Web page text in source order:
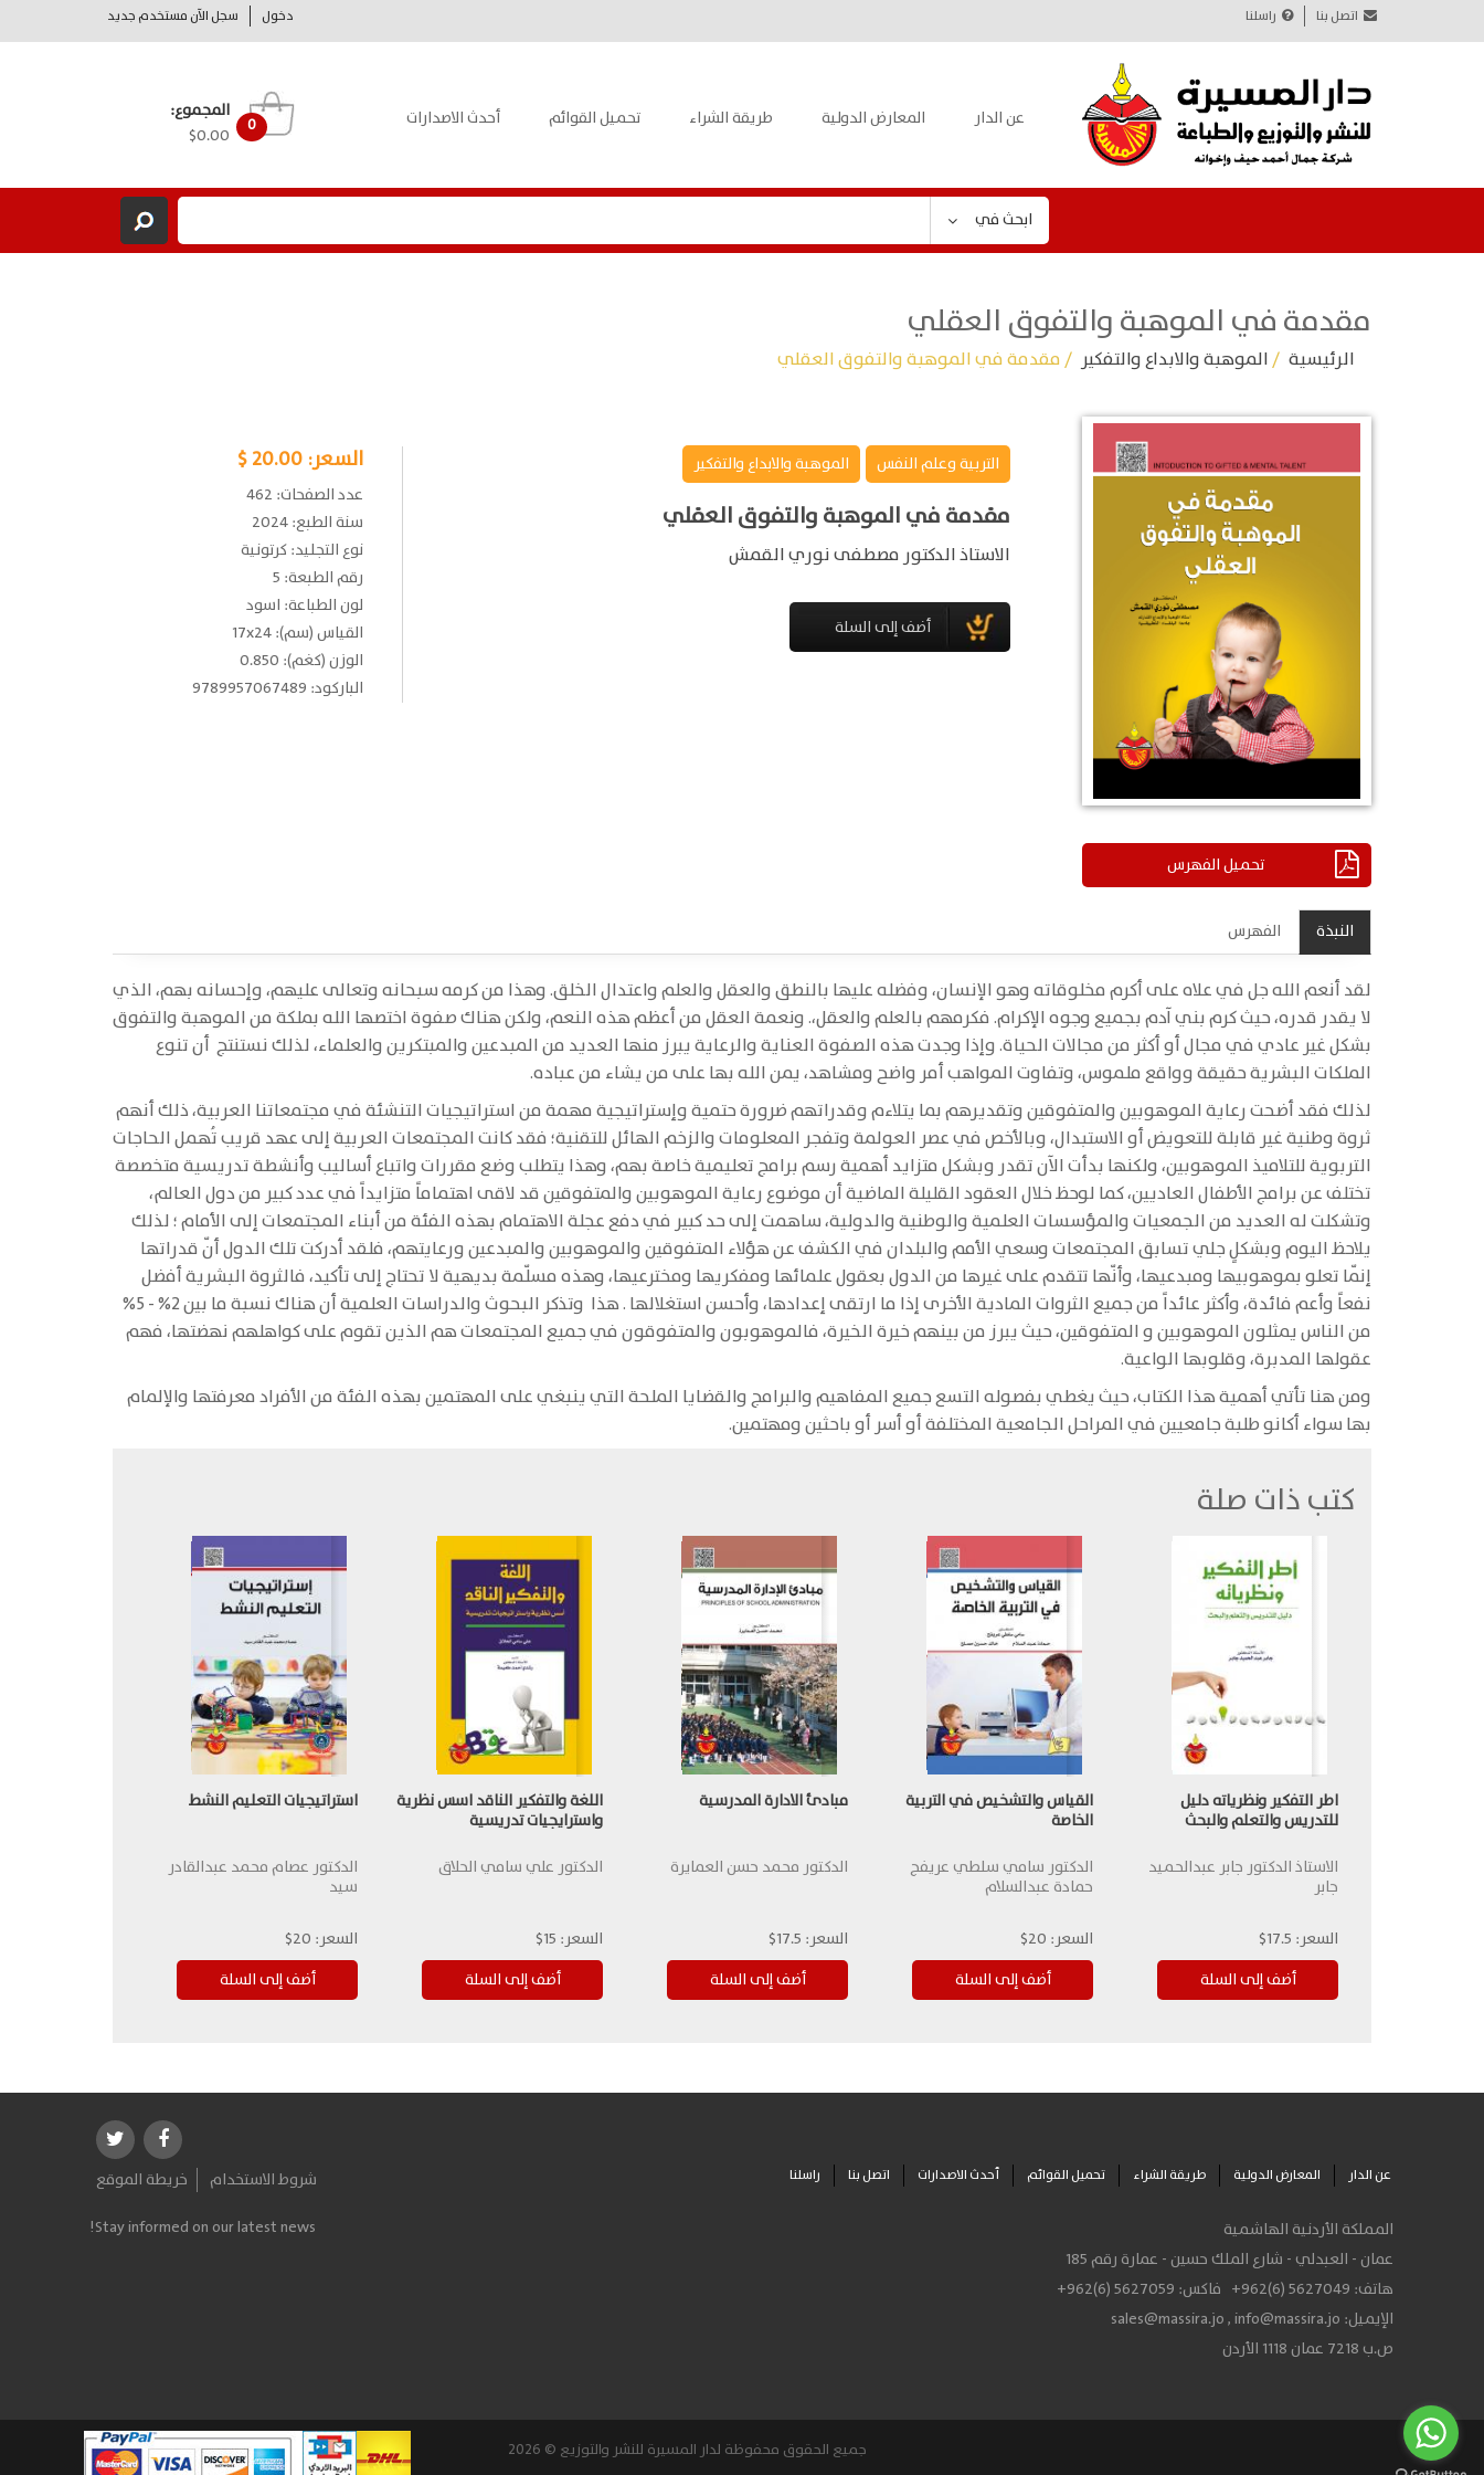
دخول سجل الآن مستخدم جديد اتصل بنا راسلنا
عن الدار المعارض الدولية طريقة الشراء تحميل القوائم أحدث الاصدارات 0
المجموع:
$0.00
ابحث في
مقدمة في الموهبة والتفوق العقلي
الرئيسية /الموهبة والابداع والتفكير / مقدمة في الموهبة والتفوق العقلي
تحميل الفهرس
التربية وعلم النفس الموهبة والابداع والتفكير
مقدمة في الموهبة والتفوق العقلي
الاستاذ الدكتور مصطفى نوري القمش
السعر:20.00 $
عدد الصفحات: 462
سنة الطبع: 2024
نوع التجليد: كرتونية
رقم الطبعة: 5
لون الطباعة: اسود
القياس (سم): 17x24
الوزن (كغم): 0.850
الباركود: 9789957067489
النبذة الفهرس
لقد أنعم الله جل في علاه على أكرم مخلوقاته وهو الإنسان، وفضله عليها بالنطق والعقل والعلم واعتدال الخلق. وهذا من كرمه سبحانه وتعالى عليهم، وإحسانه بهم، الذي
لا يقدر قدره، حيث كرم بني آدم بجميع وجوه الإكرام. فكرمهم بالعلم والعقل،. ونعمة العقل من أعظم هذه النعم، ولكن هناك صفوة اختصها الله بملكة من الموهبة والتفوق
بشكل غير عادي في مجال أو أكثر من مجالات الحياة. وإذا وجدت هذه الصفوة العناية والرعاية يبرز منها العديد من المبدعين والمبتكرين والعلماء، لذلك نستنتج أن تنوع
الملكات البشرية حقيقة وواقع ملموس، وتفاوت المواهب أمر واضح ومشاهد، يمن الله بها على من يشاء من عباده.
لذلك فقد أضحت رعاية الموهوبين والمتفوقين وتقديرهم بما يتلاءم وقدراتهم ضرورة حتمية وإستراتيجية مهمة من استراتيجيات التنشئة في مجتمعاتنا العربية، ذلك أنهم
ثروة وطنية غير قابلة للتعويض أو الاستبدال، وبالأخص في عصر العولمة وتفجر المعلومات والزخم الهائل للتقنية؛ فقد كانت المجتمعات العربية إلى عهد قريب تُهمل الحاجات
التربوية للتلاميذ الموهوبين، ولكنها بدأت الآن تقدر وبشكل متزايد أهمية رسم برامج تعليمية خاصة بهم، وهذا يتطلب وضع مقررات واتباع أساليب وأنشطة تدريسية متخصصة
تختلف عن برامج الأطفال العاديين، كما لوحظ خلال العقود القليلة الماضية أن موضوع رعاية الموهوبين والمتفوقين قد لاقى اهتماماً متزايداً في عدد كبير من دول العالم،
وتشكلت له العديد من الجمعيات والمؤسسات العلمية والوطنية والدولية، ساهمت إلى حد كبير في دفع عجلة الاهتمام بهذه الفئة من أبناء المجتمعات إلى الأمام ؛ لذلك
يلاحظ اليوم وبشكلٍ جلي تسابق المجتمعات وسعي الأمم والبلدان في الكشف عن هؤلاء المتفوقين والموهوبين والمبدعين ورعايتهم، فلقد أدركت تلك الدول أنّ قدراتها
إنّما تعلو بموهوبيها ومبدعيها، وأنّها تتقدم على غيرها من الدول بعقول علمائها ومفكريها ومخترعيها، وهذه مسلّمة بديهية لا تحتاج إلى تأكيد، فالثروة البشرية أفضل
نفعاً وأعم فائدة، وأكثر عائداً من جميع الثروات المادية الأخرى إذا ما ارتقى إعدادها، وأحسن استغلالها . هذا وتذكر البحوث والدراسات العلمية أن هناك نسبة ما بين 2% - 5%
من الناس يمثلون الموهوبين و المتفوقين، حيث يبرز من بينهم خيرة الخيرة، فالموهوبون والمتفوقون في جميع المجتمعات هم الذين تقوم على كواهلهم نهضتها، فهم
عقولها المدبرة، وقلوبها الواعية.
ومن هنا تأتي أهمية هذا الكتاب، حيث يغطي بفصوله التسع جميع المفاهيم والبرامج والقضايا الملحة التي ينبغي على المهتمين بهذه الفئة من الأفراد معرفتها والإلمام
بها سواء أكانو طلبة جامعيين في المراحل الجامعية المختلفة أو أسر أو باحثين ومهتمين.
كتب ذات صلة
اطر التفكير ونظرياته دليل
للتدريس والتعلم والبحث
الاستاذ الدكتور جابر عبدالحميد
جابر
السعر: 17.5$
القياس والتشخيص في التربية
الخاصة
الدكتور سامي سلطي عريفج
حمادة عبدالسلام
السعر: 20$
مبادئ الادارة المدرسية
الدكتور محمد حسن العمايرة
السعر: 17.5$
اللغة والتفكير الناقد اسس نظرية
واسترايجيات تدريسية
الدكتور علي سامي الحلاق
السعر: 15$
استراتيجيات التعليم النشط
الدكتور عصام محمد عبدالقادر
سيد
السعر: 20$
عن الدار المعارض الدولية طريقة الشراء تحميل القوائم أحدث الاصدارات اتصل بنا راسلنا
المملكة الأردنية الهاشمية
عمان - العبدلي - شارع الملك حسين - عمارة رقم 185
هاتف: +962(6) 5627049 فاكس: +962(6) 5627059
الإيميل:
sales@massira.jo,info@massira.jo
ص.ب 7218 عمان 1118 الأردن
شروط الاستخدام
خريطة الموقع
Stay informed on our latest news!
جميع الحقوق محفوظة لدار المسيرة للنشر والتوزيع © 2026